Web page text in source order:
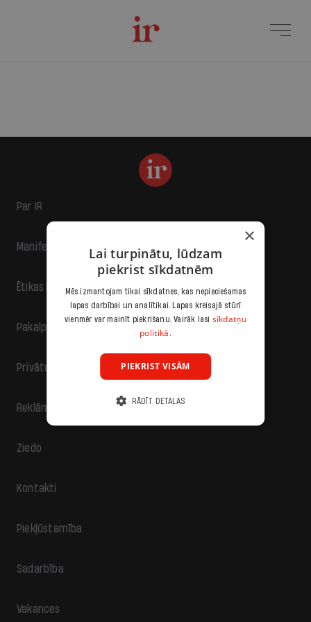
Par IR
Manifests
Ētikas kodekss
Pakalpojumu sniegšanas noteikumi
Privātuma politika
Reklāma
Ziedo
Kontakti
Piekļūstamība
Sadarbība
Vakances
×
Lai turpinātu, lūdzam
piekrist sīkdatnēm
Mēs izmantojam tikai sīkdatnes, kas nepieciešamas
lapas darbībai un analītikai. Lapas kreisajā stūrī
vienmēr var mainīt piekrišanu. Vairāk lasi sīkdatņu
politikā.
PIEKRIST VISĀM
RĀDĪT DETAĻAS